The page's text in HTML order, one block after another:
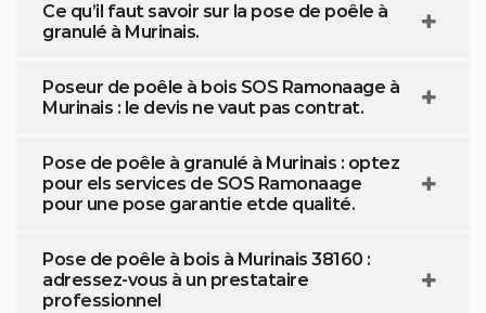
Ce qu’il faut savoir sur la pose de poêle à
granulé à Murinais.
Poseur de poêle à bois SOS Ramonaage à
Murinais : le devis ne vaut pas contrat.
Pose de poêle à granulé à Murinais : optez
pour els services de SOS Ramonaage
pour une pose garantie etde qualité.
Pose de poêle à bois à Murinais 38160 :
adressez-vous à un prestataire
professionnel